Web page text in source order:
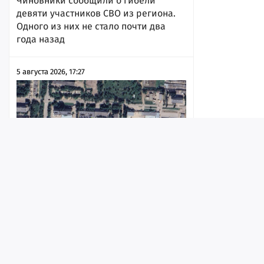
девяти участников СВО из региона.
Одного из них не стало почти два
года назад
5 августа 2026, 17:27